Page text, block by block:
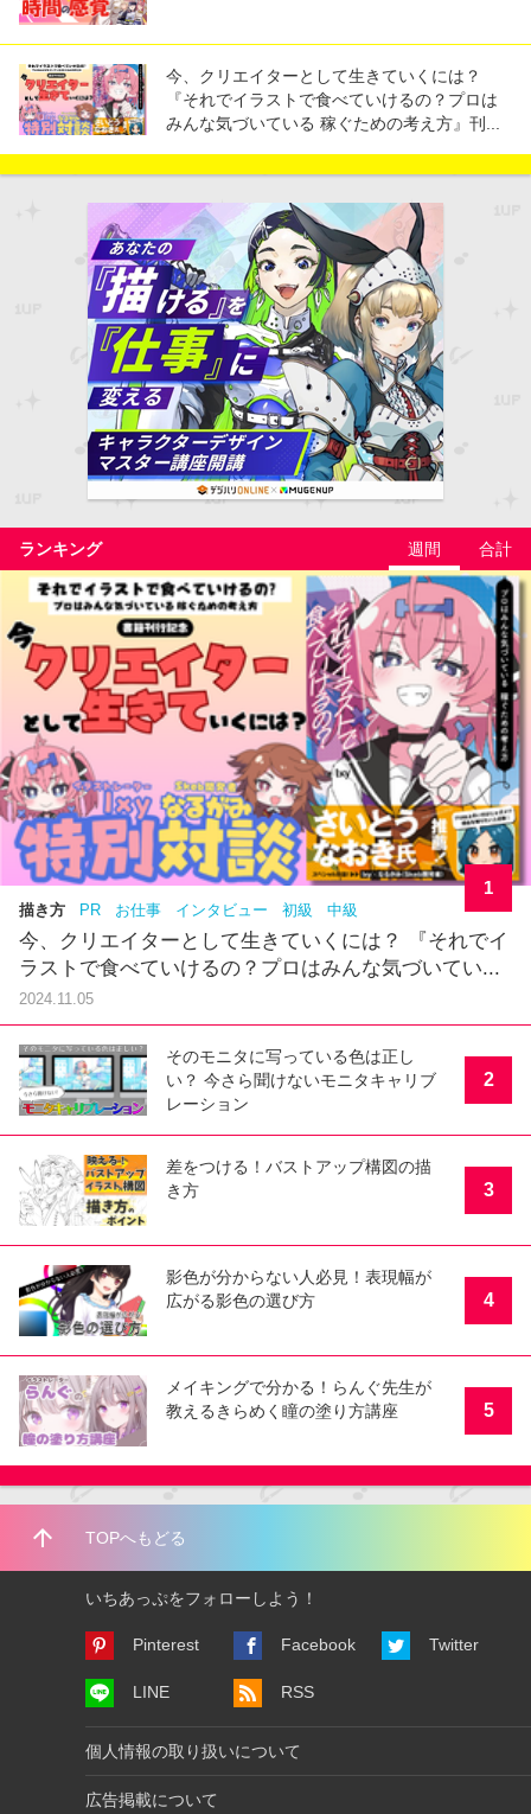
今、クリエイターとして生きていくには？
『それでイラストで食べていけるの？プロは
みんな気づいている 稼ぐための考え方』刊...
ランキング 週間 合計
描き方 PR お仕事 インタビュー 初級 中級
今、クリエイターとして生きていくには？ 『それでイ
ラストで食べていけるの？プロはみんな気づいてい...
2024.11.05
1
そのモニタに写っている色は正し
い？ 今さら聞けないモニタキャリブ
レーション
2
差をつける！バストアップ構図の描
き方
3
影色が分からない人必見！表現幅が
広がる影色の選び方
4
メイキングで分かる！らんぐ先生が
教えるきらめく瞳の塗り方講座
5
arrow_upward TOPへもどる
いちあっぷをフォローしよう！
Pinterest Facebook Twitter
LINE RSS
個人情報の取り扱いについて
広告掲載について